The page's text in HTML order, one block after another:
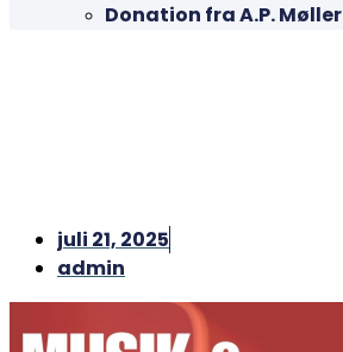
Donation fra A.P. Møller
juli 21, 2025
admin